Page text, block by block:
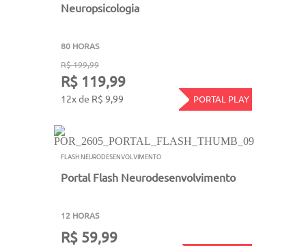
Neuropsicologia
80 HORAS
R$ 199,99
R$ 119,99
12x de R$ 9,99 PORTAL PLAY
FLASH NEURODESENVOLVIMENTO
Portal Flash Neurodesenvolvimento
12 HORAS
R$ 59,99